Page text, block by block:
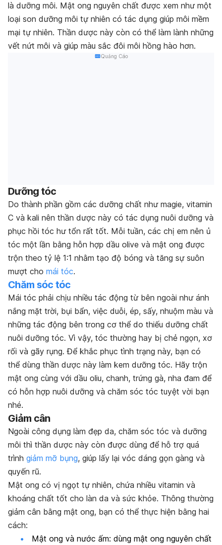
là dưỡng môi. Mật ong nguyên chất được xem như một
loại son dưỡng môi tự nhiên có tác dụng giúp môi mềm
mại tự nhiên. Thần dược này còn có thể làm lành những
vết nứt môi và giúp màu sắc đôi môi hồng hào hơn.
Quảng Cáo
Dưỡng tóc
Do thành phần gồm các dưỡng chất như magie, vitamin
C và kali nên thần dược này có tác dụng nuôi dưỡng và
phục hồi tóc hư tổn rất tốt. Mỗi tuần, các chị em nên ủ
tóc một lần bằng hỗn hợp dầu olive và mật ong được
trộn theo tỷ lệ 1:1 nhằm tạo độ bóng và tăng sự suôn
mượt cho mái tóc.
Chăm sóc tóc
Mái tóc phải chịu nhiều tác động từ bên ngoài như ánh
nắng mặt trời, bụi bẩn, việc duỗi, ép, sấy, nhuộm màu và
những tác động bên trong cơ thể do thiếu dưỡng chất
nuôi dưỡng tóc. Vì vậy, tóc thường hay bị chẻ ngọn, xơ
rối và gãy rụng. Để khắc phục tình trạng này, bạn có
thể dùng thần dược này làm kem dưỡng tóc. Hãy trộn
mật ong cùng với dầu oliu, chanh, trứng gà, nha đam để
có hỗn hợp nuôi dưỡng và chăm sóc tóc tuyệt vời bạn
nhé.
Giảm cân
Ngoài công dụng làm đẹp da, chăm sóc tóc và dưỡng
môi thì thần dược này còn được dùng để hỗ trợ quá
trình giảm mỡ bụng, giúp lấy lại vóc dáng gọn gàng và
quyến rũ.
Mật ong có vị ngọt tự nhiên, chứa nhiều vitamin và
khoáng chất tốt cho làn da và sức khỏe. Thông thường
giảm cân bằng mật ong, bạn có thể thực hiện bằng hai
cách:
Mật ong và nước ấm: dùng mật ong nguyên chất